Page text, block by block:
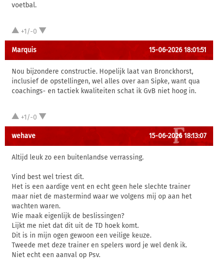
voetbal.
+1/-0
Marquis 15-06-2026 18:01:51
Nou bijzondere constructie. Hopelijk laat van Bronckhorst,
inclusief de opstellingen, wel alles over aan Sipke, want qua
coachings- en tactiek kwaliteiten schat ik GvB niet hoog in.
+1/-0
wehave 15-06-2026 18:13:07
Altijd leuk zo een buitenlandse verrassing.
Vind best wel triest dit.
Het is een aardige vent en echt geen hele slechte trainer
maar niet de mastermind waar we volgens mij op aan het
wachten waren.
Wie maak eigenlijk de beslissingen?
Lijkt me niet dat dit uit de TD hoek komt.
Dit is in mijn ogen gewoon een veilige keuze.
Tweede met deze trainer en spelers word je wel denk ik.
Niet echt een aanval op Psv.